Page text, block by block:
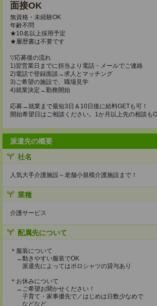
面接OK
無資格・未経験OK
年齢不問
★10名以上採用予定
★履歴書は不要です
▽応募後の流れ
1)翌営業日までに担当より電話・メールでご連絡
2)電話で登録面談→求人とマッチング
3)ご希望の施設で、職場見学
4)就業決定→勤務開始
応募→就業まで最短3日＆10日後に給料GETも可！
開始希望日はご相談ください。1か月以上先の相談も
派遣先の概要
社名
人気大手介護施設～老舗小規模介護施設まで！
業種
介護サービス
配属先について
＊服装について
→動きやすい服装でOK
派遣先によってはポロシャツの貸与あり
＊お休みについて
→ご希望お聞かせください！
子育て・家事優先で／はじめは日数少なめで
などなど